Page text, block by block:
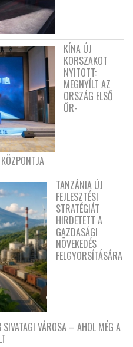
KÍNA ÚJ
KORSZAKOT
NYITOTT:
MEGNYÍLT AZ
ORSZÁG ELSŐ
ŰR-
TANZÁNIA ÚJ
FEJLESZTÉSI
STRATÉGIÁT
HIRDETETT A
GAZDASÁGI
NÖVEKEDÉS
FELGYORSÍTÁSÁRA
SIVATAGI VÁROSA – AHOL MÉG A